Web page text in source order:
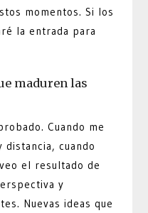
momentos. Si los
la entrada para
maduren las
Cuando me
cuando
el resultado de
y
Nuevas ideas que